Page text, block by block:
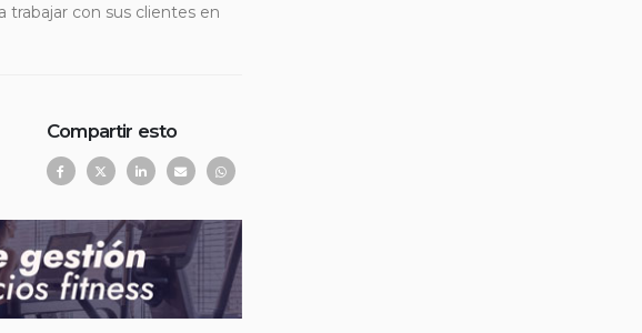
trabajar con sus clientes en
Compartir esto